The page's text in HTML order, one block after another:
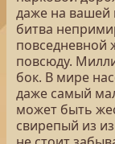
даже на вашей
битва
повседневной
повсюду.
бок. В мире
даже самый
может быть
свирепый из